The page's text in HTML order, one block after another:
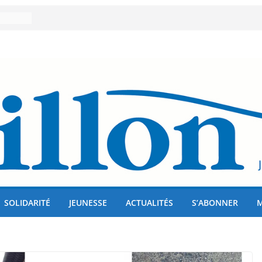
!
SOLIDARITÉ JEUNESSE ACTUALITÉS S’ABONNER